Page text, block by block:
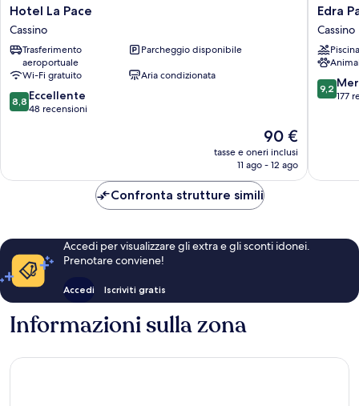
Hotel
La
Pace
Cassino
Hotel La Pace
Cassino
Trasferimento
aeroportuale
Parcheggio disponibile
Wi-Fi gratuito
Aria condizionata
8.8
su
8,8 Eccellente
48 recensioni
Il
prezzo
attuale
90 €
90 €
tasse e oneri inclusi
11 ago - 12 ago
Edra
Palace
Cassino
Edra
Cassino
Piscina
9.2
su
9,2
177
Confronta strutture simili
Accedi per visualizzare gli extra e gli sconti idonei.
Prenotare conviene!
Accedi Iscriviti gratis
Informazioni sulla zona